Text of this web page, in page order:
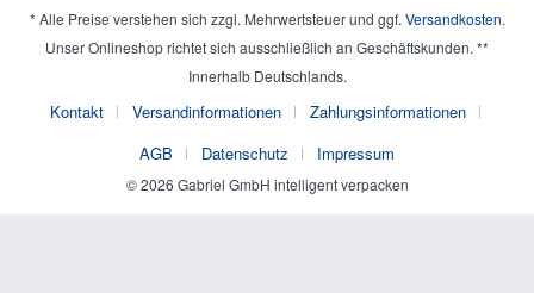
* Alle Preise verstehen sich zzgl. Mehrwertsteuer und ggf. Versandkosten.
Unser Onlineshop richtet sich ausschließlich an Geschäftskunden. **
Innerhalb Deutschlands.
Kontakt Versandinformationen
Zahlungsinformationen
AGB
Datenschutz Impressum
© 2026 Gabriel GmbH intelligent verpacken